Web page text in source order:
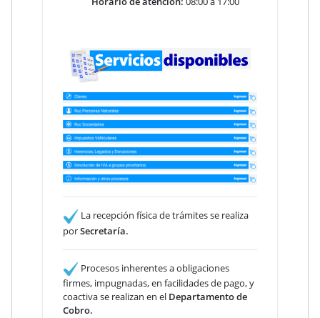
La recepción física de trámites se realiza
porSecretaría.
Procesos inherentes a obligaciones
firmes, impugnadas, en facilidades de pago, y
coactiva se realizan en el Departamento de
Cobro.